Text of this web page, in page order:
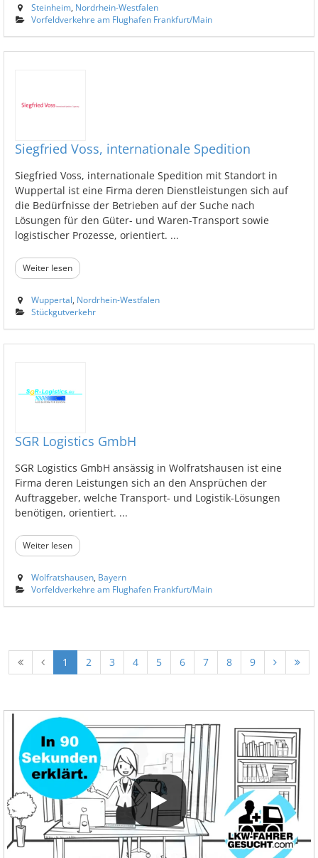
Steinheim Nordrhein-Westfalen
Vorfeldverkehre am Flughafen Frankfurt/Main
Siegfried Voss, internationale Spedition
Siegfried Voss, internationale Spedition mit Standort in
Wuppertal ist eine Firma deren Dienstleistungen sich auf
die Bedürfnisse der Betrieben auf der Suche nach
Lösungen für den Güter- und Waren-Transport sowie
logistischer Prozesse, orientiert. ...
Weiter lesen
Wuppertal Nordrhein-Westfalen
Stückgutverkehr
SGR Logistics GmbH
SGR Logistics GmbH ansässig in Wolfratshausen ist eine
Firma deren Leistungen sich an den Ansprüchen der
Auftraggeber, welche Transport- und Logistik-Lösungen
benötigen, orientiert. ...
Weiter lesen
Wolfratshausen, Bayern
Vorfeldverkehre am Flughafen Frankfurt/Main
1 2 3 4 5 6 7 8 9